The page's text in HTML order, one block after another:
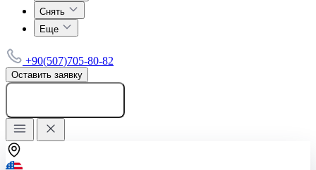
Снять
Еще
+90(507)705-80-82
Оставить заявку